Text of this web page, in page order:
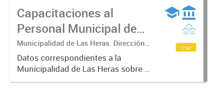
Capacitaciones al
Personal Municipal de
Las Heras
Municipalidad de Las Heras. Dirección
de Desarrollo Organizacional.
Datos correspondientes a la
Municipalidad de Las Heras sobre el
proceso de formación en el que se
csv